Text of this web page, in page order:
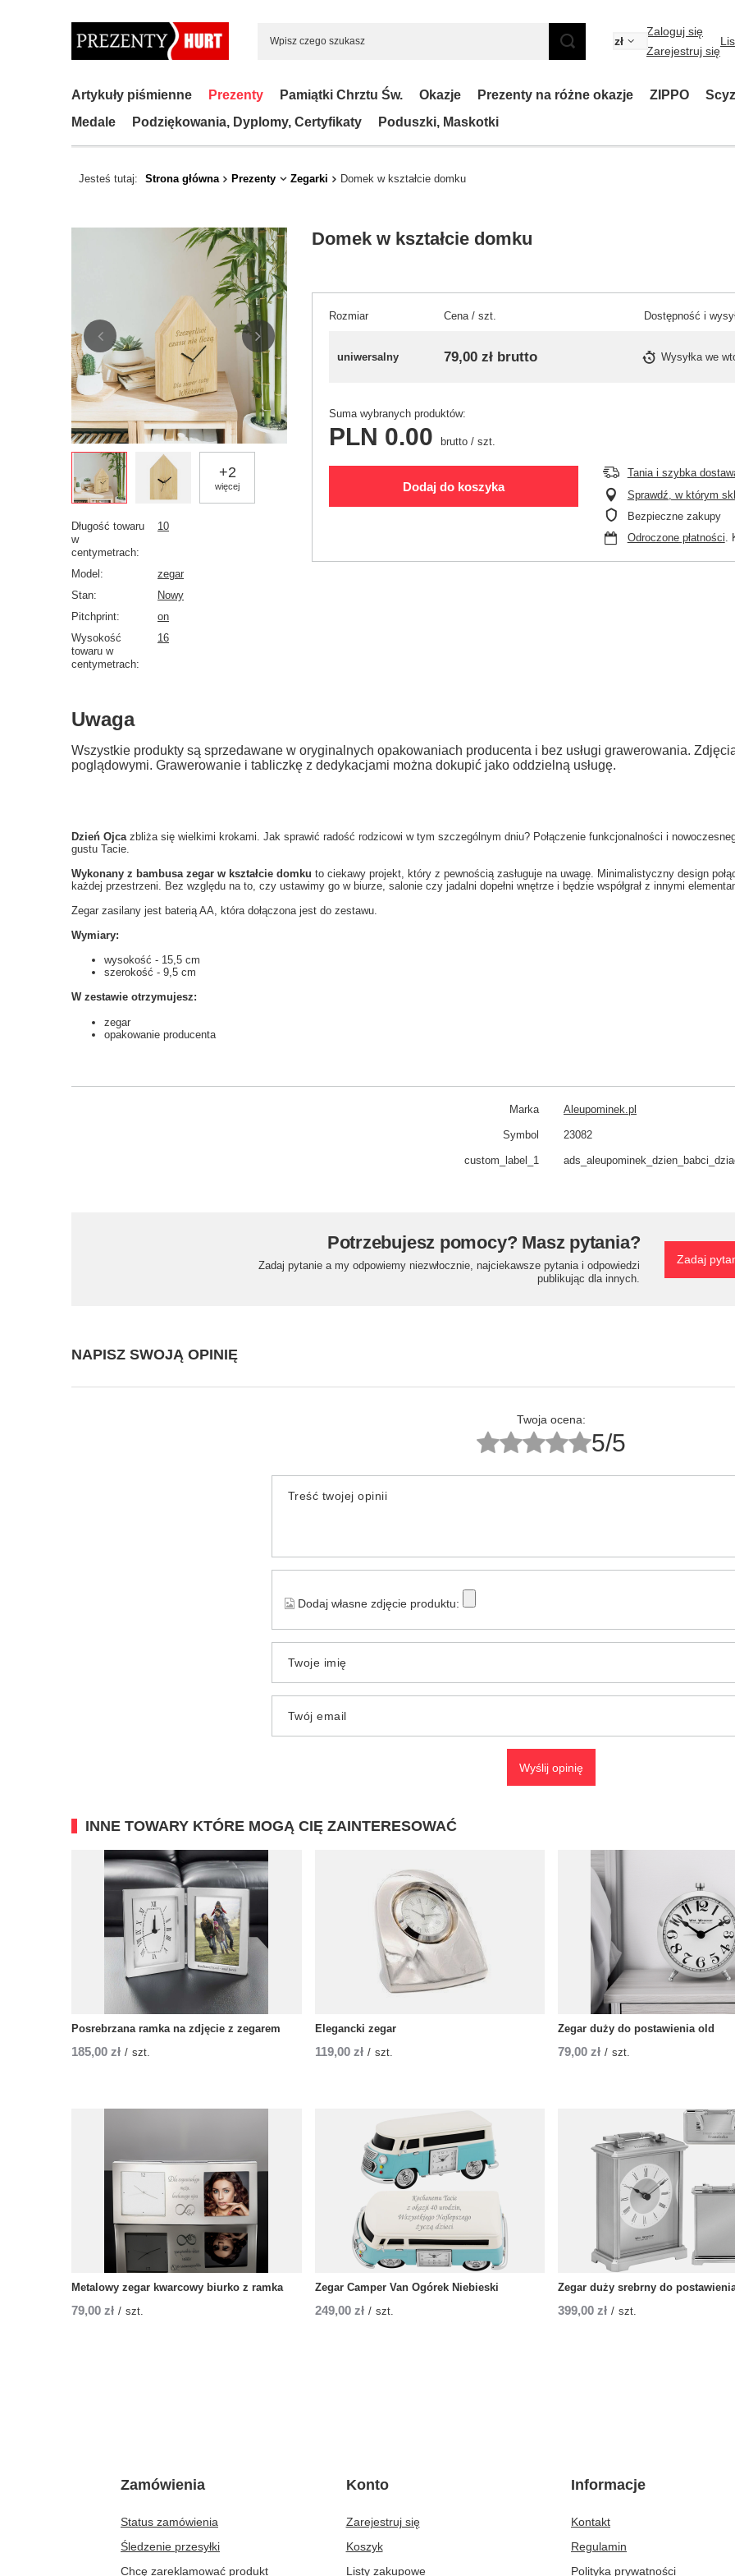
zł
Zaloguj się
Zarejestruj się
Artykuły piśmienne Prezenty Pamiątki Chrztu Św. Okazje Prezenty na różne okazje ZIPPO
Medale
Podziękowania, Dyplomy, Certyfikaty Poduszki, Maskotki
Jesteś tutaj: Strona główna Prezenty Zegarki Domek w kształcie domku
+2
więcej
Domek w kształcie domku
Rozmiar Cena / szt. Dostępność i
uniwersalny 79,00 złbrutto Wysyłka we
Suma wybranych produktów:
PLN 0.00 brutto/ szt.
Dodaj do koszyka
Tania i szybka
Sprawdź, w którym
Bezpieczne zakupy
Odroczone płatności.
Długość towaru
w
centymetrach
10
Model
zegar
Stan
Nowy
Pitchprint
on
Wysokość
towaru w
centymetrach
16
Uwaga
Wszystkie produkty są sprzedawane w oryginalnych opakowaniach producenta i bez usługi grawerowania.
poglądowymi. Grawerowanie i tabliczkę z dedykacjami można dokupić jako oddzielną usługę.
Dzień Ojca zbliża się wielkimi krokami. Jak sprawić radość rodzicowi w tym szczególnym dniu? Połączenie funkcjonalności i
gustu Tacie.
Wykonany z bambusa zegar w kształcie domku to ciekawy projekt, który z pewnością zasługuje na uwagę. Minimalistyczny design
każdej przestrzeni. Bez względu na to, czy ustawimy go w biurze, salonie czy jadalni dopełni wnętrze i będzie współgrał z innymi
Zegar zasilany jest baterią AA, która dołączona jest do zestawu.
Wymiary:
wysokość - 15,5 cm
szerokość - 9,5 cm
W zestawie otrzymujesz:
zegar
opakowanie producenta
Marka Aleupominek.pl
Symbol 23082
custom_label_1
Potrzebujesz pomocy? Masz pytania?
Zadaj pytanie a my odpowiemy niezwłocznie, najciekawsze pytania i odpowiedzi
publikując dla innych.
Zadaj
NAPISZ SWOJĄ OPINIĘ
Twoja ocena:
5/5
Treść twojej opinii
Dodaj własne zdjęcie produktu:
Twoje imię
Twój email
Wyślij opinię
INNE TOWARY KTÓRE MOGĄ CIĘ ZAINTERESOWAĆ
Posrebrzana ramka na zdjęcie z zegarem
185,00 zł / szt.
Elegancki zegar
119,00 zł / szt.
Zegar duży do postawienia old
79,00 zł / szt.
Metalowy zegar kwarcowy biurko z ramka
79,00 zł / szt.
Zegar Camper Van Ogórek Niebieski
249,00 zł / szt.
Zegar duży srebrny do
399,00 zł / szt.
Zamówienia
Status zamówienia
Śledzenie przesyłki
Chcę zareklamować produkt
Konto
Zarejestruj się
Koszyk
Listy zakupowe
Informacje
Kontakt
Regulamin
Polityka prywatności